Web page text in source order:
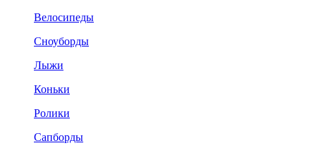
Велосипеды
Сноуборды
Лыжи
Коньки
Ролики
Сапборды